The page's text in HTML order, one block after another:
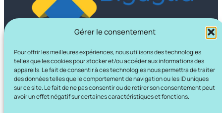
Gérer le consentement
Pour offrir les meilleures expériences, nous utilisons des technologies
telles que les cookies pour stocker et/ou accéder aux informations des
appareils. Le fait de consentir à ces technologies nous permettra de traiter
des données telles que le comportement de navigation ou les ID uniques
sur ce site. Le fait de ne pas consentir ou de retirer son consentement peut
avoir un effet négatif sur certaines caractéristiques et fonctions.